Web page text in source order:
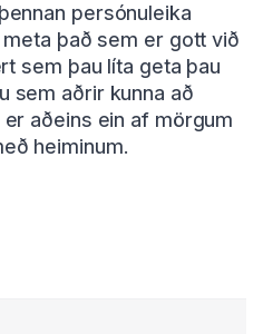
persónuleika
það sem er gott við
sem þau líta geta þau
sem aðrir kunna að
aðeins ein af mörgum
heiminum.